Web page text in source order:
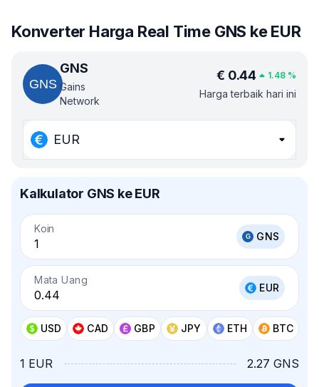
Konverter Harga Real Time GNS ke EUR
GNS
Gains
Network
€ 0.44 1.48 %
Harga terbaik hari ini
EUR
Kalkulator GNS ke EUR
Koin
GNS
Mata Uang
EUR
USD CAD GBP JPY ETH BTC
1 EUR 2.27 GNS